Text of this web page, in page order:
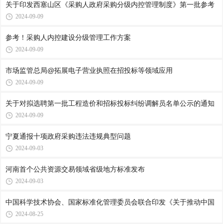
关于印发西塞山区《采购人政府采购分级内控管理制度》第一批参考
2024-09-09
参考！采购人内控建设分级管理工作方案
2024-09-09
市场监管总局@拓展电子营业执照在招投标等领域应用
2024-09-09
关于对拟选聘第一批工程造价和招标投标纠纷调解员名单公示的通知
2024-09-09
宁夏通报十项政府采购违法违规典型问题
2024-09-03
河南首个公共资源交易领域省级地方标准发布
2024-09-03
中国科学技术协会、国家标准化管理委员会联合印发《关于推动中国
2024-08-25